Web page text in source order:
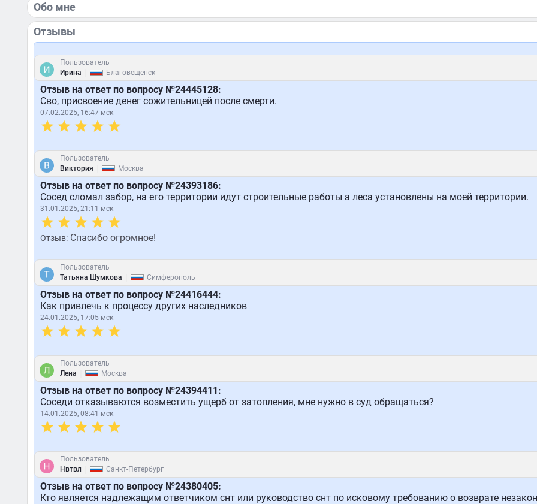
Обо мне
Отзывы
Пользователь
Ирина
Благовещенск
Отзыв на ответ по вопросу №24445128:
Сво, присвоение денег сожительницей после смерти.
07.02.2025, 16:47 мск
Пользователь
Виктория
Москва
Отзыв на ответ по вопросу №24393186:
Сосед сломал забор, на его территории идут строительные работы а леса установлены на моей территории.
31.01.2025, 21:11 мск
Отзыв:Спасибо огромное!
Пользователь
Татьяна Шумкова
Симферополь
Отзыв на ответ по вопросу №24416444:
Как привлечь к процессу других наследников
24.01.2025, 17:05 мск
Пользователь
Лена
Москва
Отзыв на ответ по вопросу №24394411:
Соседи отказываются возместить ущерб от затопления, мне нужно в суд обращаться?
14.01.2025, 08:41 мск
Пользователь
Нвтвл
Санкт-Петербург
Отзыв на ответ по вопросу №24380405:
Кто является надлежащим ответчиком снт или руководство снт по исковому требованию о возврате